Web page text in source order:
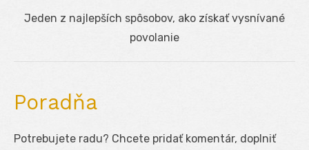
Next
Jeden z najlepších spôsobov, ako získať vysnívané
povolanie
Poradňa
Potrebujete radu? Chcete pridať komentár, doplniť